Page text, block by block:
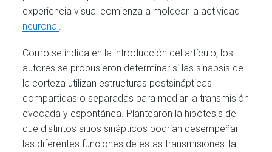
experiencia visual comienza a moldear la actividad
neuronal
Como se indica en la introducción del artículo, los
autores se propusieron determinar si las sinapsis de
la corteza utilizan estructuras postsinápticas
compartidas o separadas para mediar la transmisión
evocada y espontánea. Plantearon la hipótesis de
que distintos sitios sinápticos podrían desempeñar
las diferentes funciones de estas transmisiones: la